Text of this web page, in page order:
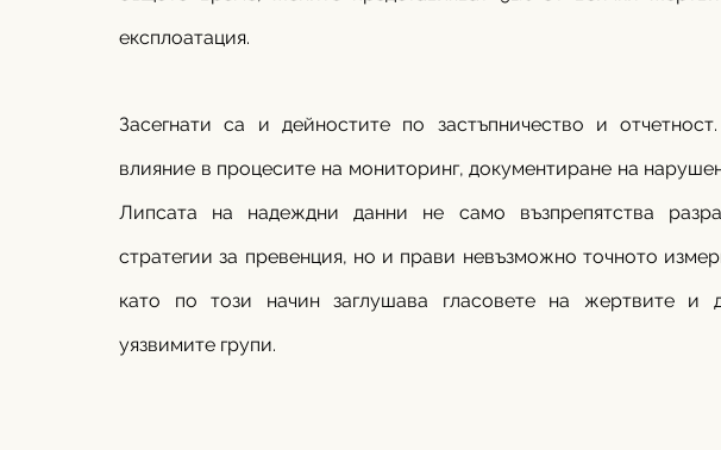
експлоатация.
Засегнати са и дейностите по застъпничество и
влияние в процесите на мониторинг, документиране на
Липсата на надеждни данни не само възпрепятства
стратегии за превенция, но и прави невъзможно точното
като по този начин заглушава гласовете на жертвите и
уязвимите групи.